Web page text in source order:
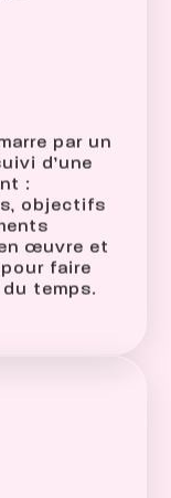
par un
d’une
:
objectifs
œuvre et
faire
temps.